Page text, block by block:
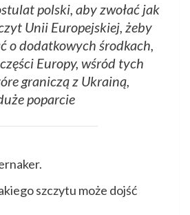
polski, aby zwołać jak
Unii Europejskiej, żeby
o dodatkowych środkach,
Europy, wśród tych
graniczą z Ukrainą,
poparcie
szczytu może dojść